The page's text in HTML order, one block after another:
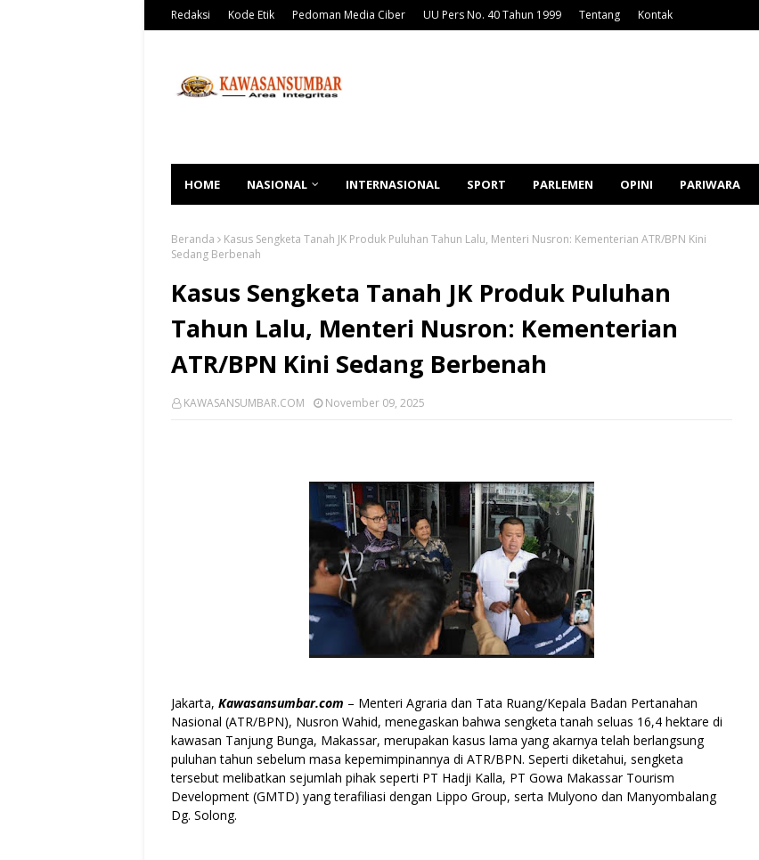
Redaksi Kode Etik Pedoman Media Ciber UU Pers No. 40 Tahun 1999 Tentang Kontak
HOME NASIONAL INTERNASIONAL SPORT PARLEMEN OPINI PARIWARA
Beranda
Kasus Sengketa Tanah JK Produk Puluhan Tahun Lalu, Menteri Nusron: Kementerian ATR/BPN Kini
Sedang Berbenah
Kasus Sengketa Tanah JK Produk Puluhan
Tahun Lalu, Menteri Nusron: Kementerian
ATR/BPN Kini Sedang Berbenah
KAWASANSUMBAR.COM November 09, 2025
Jakarta, Kawasansumbar.com – Menteri Agraria dan Tata Ruang/Kepala Badan Pertanahan
Nasional (ATR/BPN), Nusron Wahid, menegaskan bahwa sengketa tanah seluas 16,4 hektare di
kawasan Tanjung Bunga, Makassar, merupakan kasus lama yang akarnya telah berlangsung
puluhan tahun sebelum masa kepemimpinannya di ATR/BPN. Seperti diketahui, sengketa
tersebut melibatkan sejumlah pihak seperti PT Hadji Kalla, PT Gowa Makassar Tourism
Development (GMTD) yang terafiliasi dengan Lippo Group, serta Mulyono dan Manyombalang
Dg. Solong.